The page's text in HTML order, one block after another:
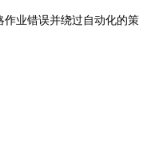
业错误并绕过自动化的策
态的工作流。